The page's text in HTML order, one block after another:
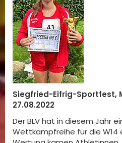
Siegfried-Eifrig-Sportfest,
27.08.2022
Der BLV hat in diesem Jahr
Wettkampfreihe für die W14